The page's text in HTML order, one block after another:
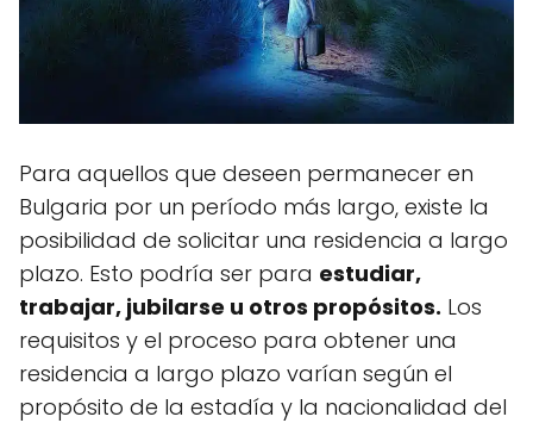
Para aquellos que deseen permanecer en
Bulgaria por un período más largo, existe la
posibilidad de solicitar una residencia a largo
plazo. Esto podría ser para estudiar,
trabajar, jubilarse u otros propósitos. Los
requisitos y el proceso para obtener una
residencia a largo plazo varían según el
propósito de la estadía y la nacionalidad del